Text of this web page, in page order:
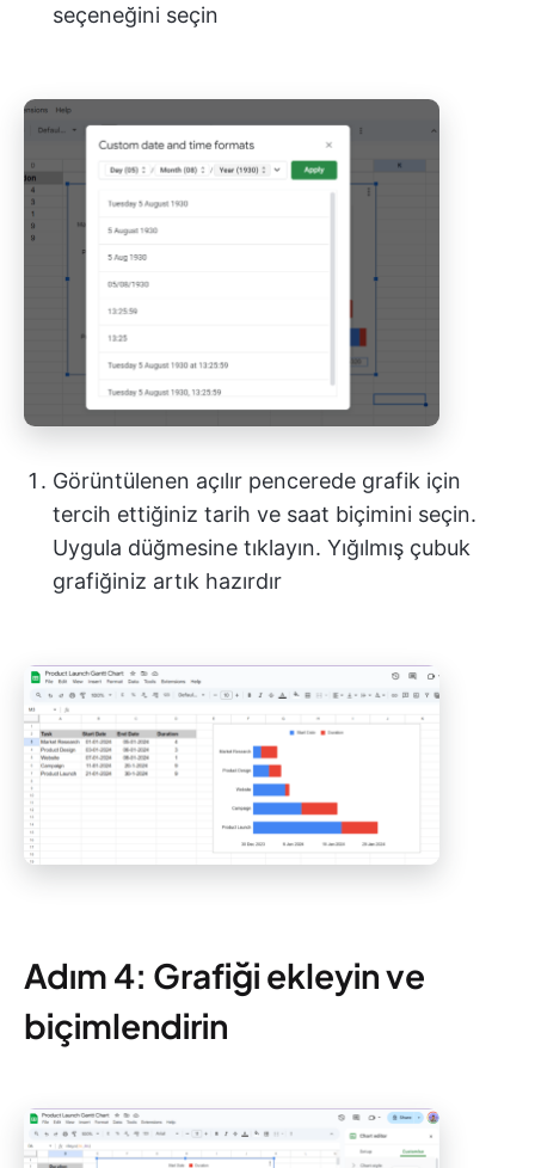
seçeneğini seçin
Görüntülenen açılır pencerede grafik için
tercih ettiğiniz tarih ve saat biçimini seçin.
Uygula düğmesine tıklayın. Yığılmış çubuk
grafiğiniz artık hazırdır
Adım 4: Grafiği ekleyin ve
biçimlendirin